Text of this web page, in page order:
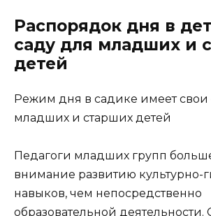
Распорядок дня в
саду для младших и
детей
Режим дня в садике имеет свои
младших и старших детей
Педагоги младших групп
внимание развитию культурно-
навыков, чем непосредственно
образовательной деятельности.